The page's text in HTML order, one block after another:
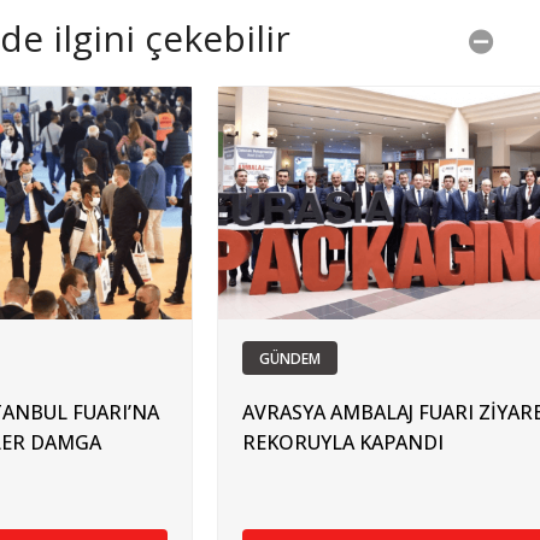
ilgini çekebilir
FUARI’NA
DAMGA
GÜNDEM
AVRASYA AMBALAJ FUARI
REKORUYLA KAPANDI